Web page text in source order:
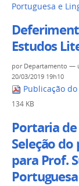
Portuguesa e
Estudos
por Departamento —
20/03/2019 19h10
Publicação
134 KB
Portaria
Seleção
para Prof.